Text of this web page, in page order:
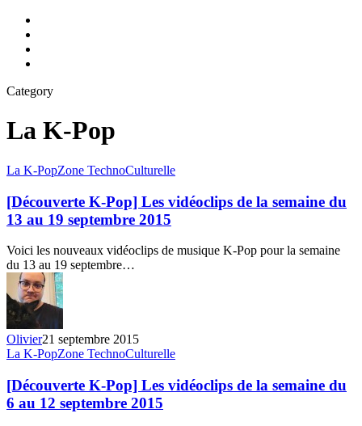
Category
La K-Pop
[Découverte
Pop]
Les
vidéoclips
la
semaine
du
13
au
19
septembre
2015
La K-PopZone TechnoCulturelle
[Découverte K-Pop] Les vidéoclips de la semaine du
13 au 19 septembre 2015
Voici les nouveaux vidéoclips de musique K-Pop pour la semaine
du 13 au 19 septembre…
Olivier21 septembre 2015
[Découverte
Pop]
Les
vidéoclips
La K-PopZone TechnoCulturelle
[Découverte K-Pop] Les vidéoclips de la semaine du
6 au 12 septembre 2015